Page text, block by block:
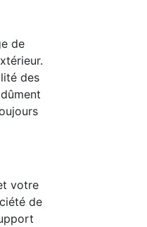
de
des
votre
de